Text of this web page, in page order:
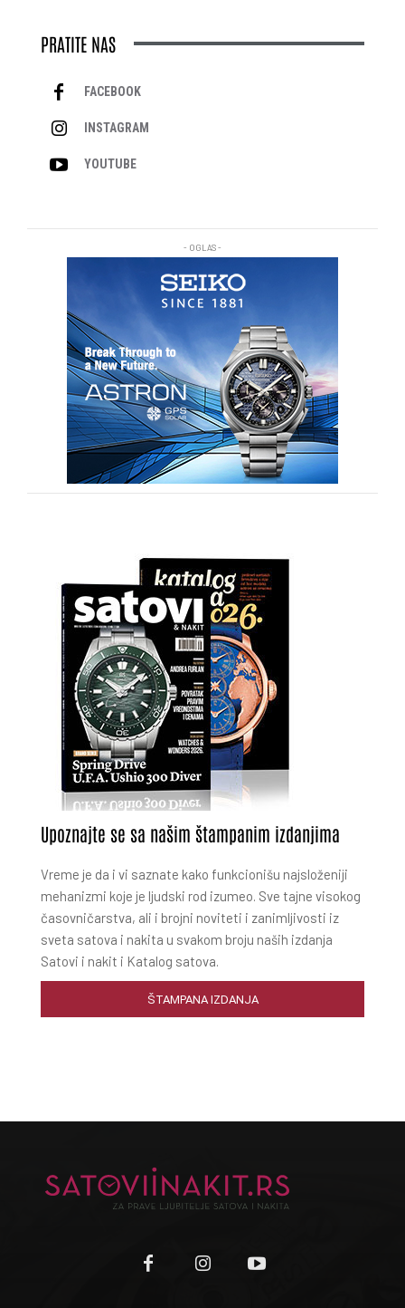
PRATITE NAS
FACEBOOK
INSTAGRAM
YOUTUBE
- OGLAS -
Upoznajte se sa našim štampanim izdanjima
Vreme je da i vi saznate kako funkcionišu najsloženiji
mehanizmi koje je ljudski rod izumeo. Sve tajne visokog
časovničarstva, ali i brojni noviteti i zanimljivosti iz
sveta satova i nakita u svakom broju naših izdanja
Satovi i nakit i Katalog satova.
ŠTAMPANA IZDANJA